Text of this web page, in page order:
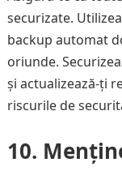
securizate.
backup automat
oriunde.
și actualizează-ți
riscurile de
10.